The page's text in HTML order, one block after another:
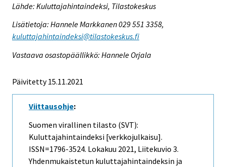
Lähde: Kuluttajahintaindeksi, Tilastokeskus
Lisätietoja: Hannele Markkanen 029 551 3358,
kuluttajahintaindeksi@tilastokeskus.fi
Vastaava osastopäällikkö: Hannele Orjala
Päivitetty 15.11.2021
Viittausohje:
Suomen virallinen tilasto (SVT):
Kuluttajahintaindeksi [verkkojulkaisu].
ISSN=1796-3524. Lokakuu 2021, Liitekuvio 3.
Yhdenmukaistetun kuluttajahintaindeksin ja